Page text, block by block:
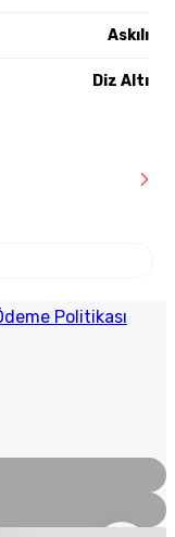
Askılı
Diz Altı
Politikası